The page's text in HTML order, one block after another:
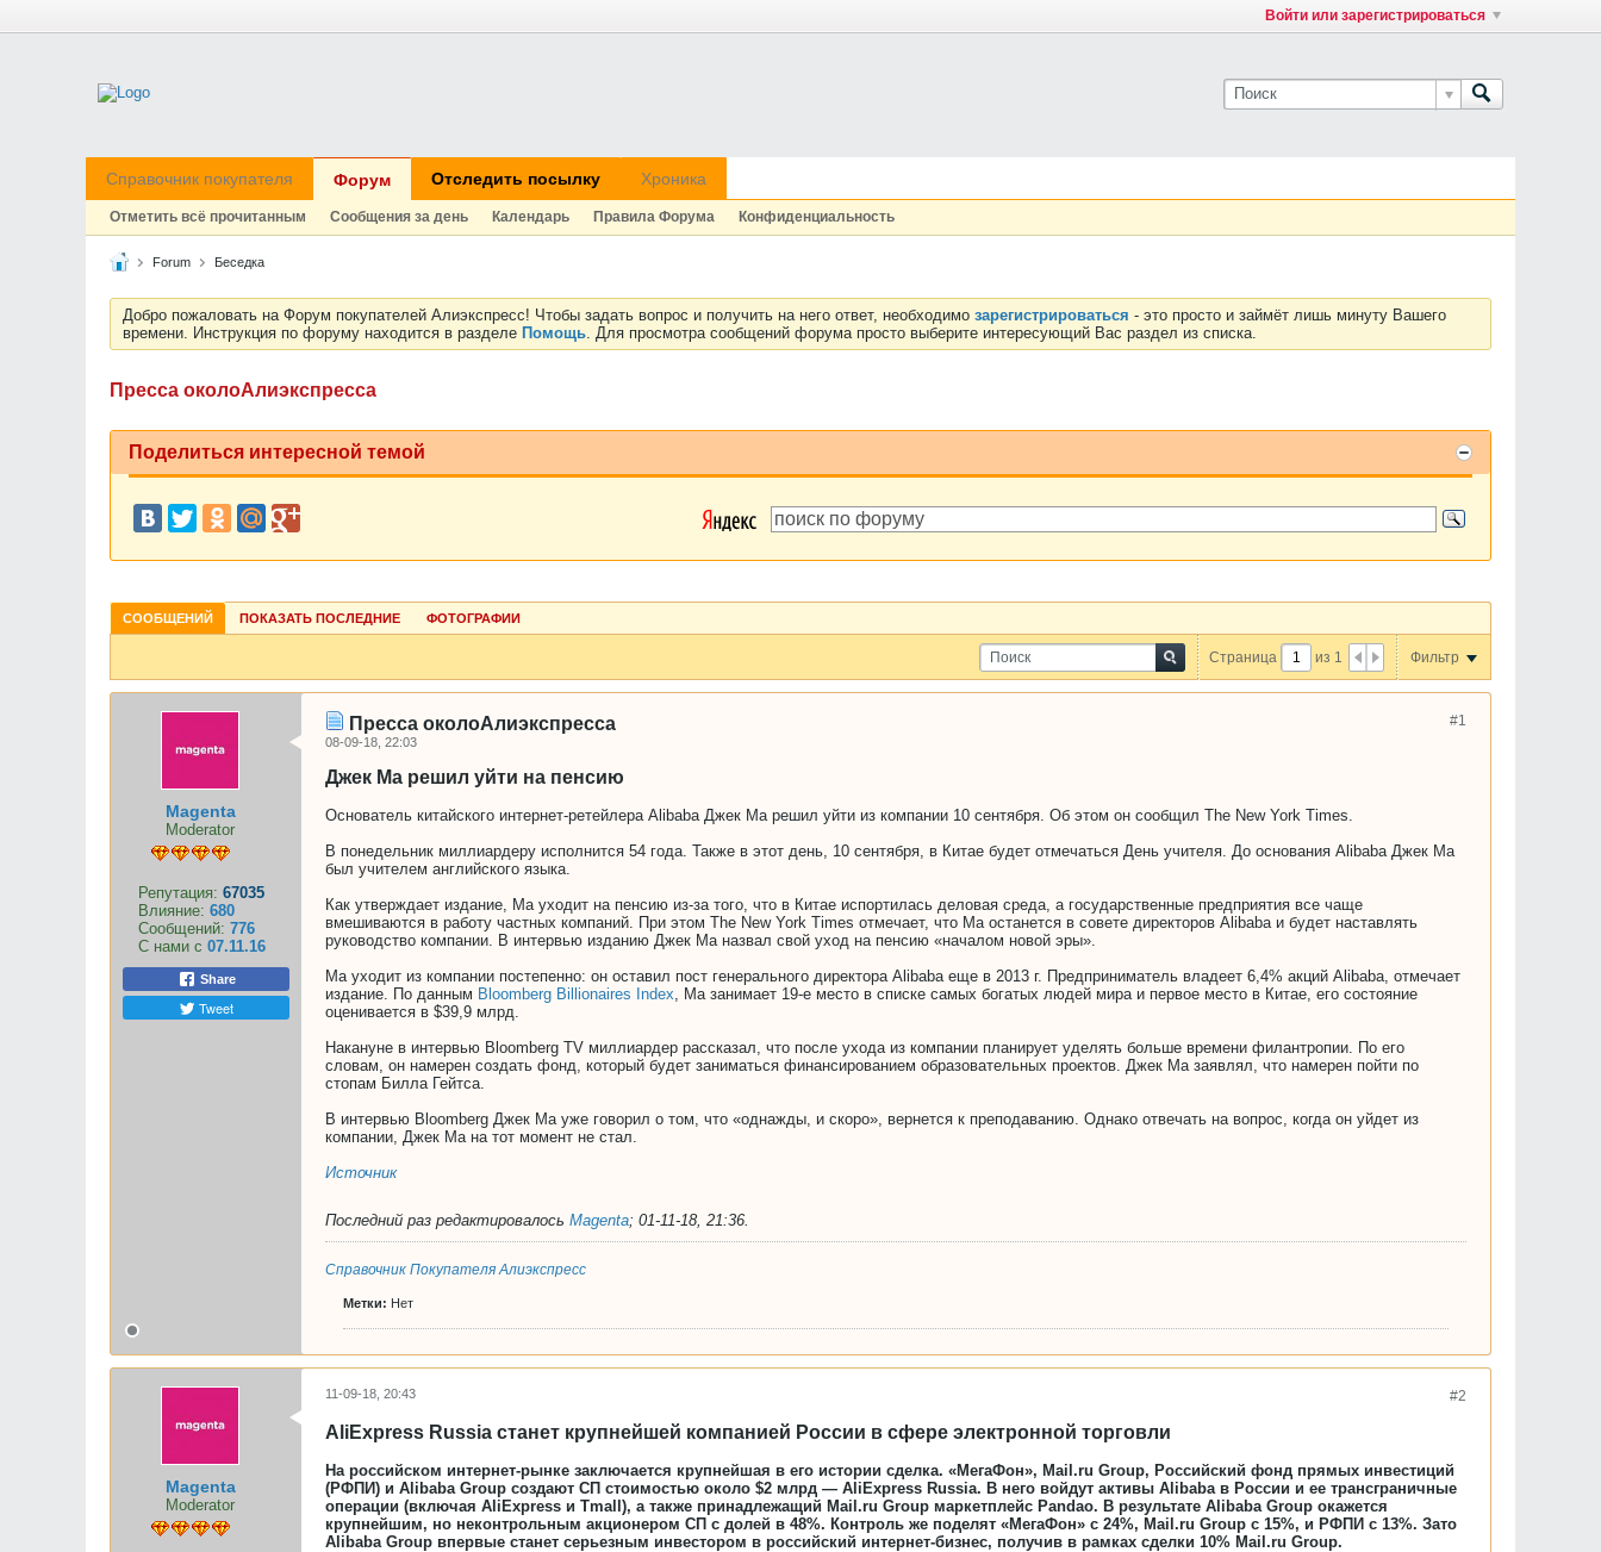
Войти или зарегистрироваться
Справочник покупателя Форум Отследить посылку Хроника
Отметить всё прочитанным Сообщения за день Календарь Правила Форума Конфиденциальность
Forum Беседка
Добро пожаловать на Форум покупателей Алиэкспресс! Чтобы задать вопрос и получить на него ответ, необходимо зарегистрироваться - это просто и займёт лишь минуту Вашего
времени. Инструкция по форуму находится в разделе Помощь. Для просмотра сообщений форума просто выберите интересующий Вас раздел из списка.
Пресса околоАлиэкспресса
Поделиться интересной темой
СООБЩЕНИЙ ПОКАЗАТЬ ПОСЛЕДНИЕ ФОТОГРАФИИ
Страница из 1 Фильтр
Magenta
Moderator
Репутация: 67035
Влияние: 680
Сообщений: 776
С нами с 07.11.16
Share
Tweet
#1
Пресса околоАлиэкспресса
08-09-18, 22:03
Джек Ма решил уйти на пенсию
Основатель китайского интернет-ретейлера Alibaba Джек Ма решил уйти из компании 10 сентября. Об этом он сообщил The New York Times.
В понедельник миллиардеру исполнится 54 года. Также в этот день, 10 сентября, в Китае будет отмечаться День учителя. До основания Alibaba Джек Ма
был учителем английского языка.
Как утверждает издание, Ма уходит на пенсию из-за того, что в Китае испортилась деловая среда, а государственные предприятия все чаще
вмешиваются в работу частных компаний. При этом The New York Times отмечает, что Ма останется в совете директоров Alibaba и будет наставлять
руководство компании. В интервью изданию Джек Ма назвал свой уход на пенсию «началом новой эры».
Ма уходит из компании постепенно: он оставил пост генерального директора Alibaba еще в 2013 г. Предприниматель владеет 6,4% акций Alibaba, отмечает
издание. По данным Bloomberg Billionaires Index, Ма занимает 19-е место в списке самых богатых людей мира и первое место в Китае, его состояние
оценивается в $39,9 млрд.
Накануне в интервью Bloomberg TV миллиардер рассказал, что после ухода из компании планирует уделять больше времени филантропии. По его
словам, он намерен создать фонд, который будет заниматься финансированием образовательных проектов. Джек Ма заявлял, что намерен пойти по
стопам Билла Гейтса.
В интервью Bloomberg Джек Ма уже говорил о том, что «однажды, и скоро», вернется к преподаванию. Однако отвечать на вопрос, когда он уйдет из
компании, Джек Ма на тот момент не стал.
Источник
Последний раз редактировалось Magenta; 01-11-18, 21:36.
Справочник Покупателя Алиэкспресс
Метки: Нет
Magenta
Moderator
#2
11-09-18, 20:43
AliExpress Russia станет крупнейшей компанией России в сфере электронной торговли
На российском интернет-рынке заключается крупнейшая в его истории сделка. «МегаФон», Mail.ru Group, Российский фонд прямых инвестиций
(РФПИ) и Alibaba Group создают СП стоимостью около $2 млрд — AliExpress Russia. В него войдут активы Alibaba в России и ее трансграничные
операции (включая AliExpress и Tmall), а также принадлежащий Mail.ru Group маркетплейс Pandao. В результате Alibaba Group окажется
крупнейшим, но неконтрольным акционером СП с долей в 48%. Контроль же поделят «МегаФон» с 24%, Mail.ru Group с 15%, и РФПИ с 13%. Зато
Alibaba Group впервые станет серьезным инвестором в российский интернет-бизнес, получив в рамках сделки 10% Mail.ru Group.